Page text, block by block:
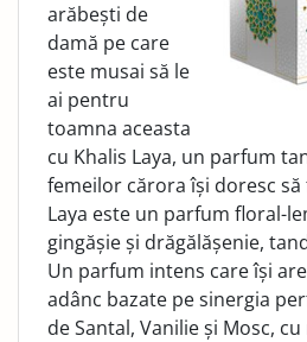
arăbești de
damă pe care
este musai să le
ai pentru
toamna aceasta
cu Khalis Laya, un parfum
femeilor cărora își doresc să
Laya este un parfum floral-
gingășie și drăgălășenie,
Un parfum intens care își
adânc bazate pe sinergia
de Santal, Vanilie și Mosc,